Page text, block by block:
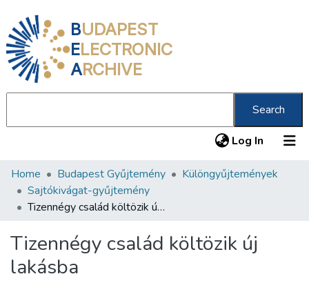
BUDAPEST
ELECTRONIC
ARCHIVE
Search
Log In (current)
Communities & Collections
All of DSpace
About us
Home Budapest Gyűjtemény
Különgyűjtemények
Sajtókivágat-gyűjtemény
Tizennégy család költözik új lakásba
Tizennégy család költözik új
lakásba